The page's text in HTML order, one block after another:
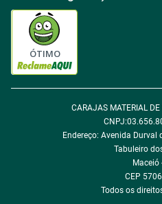
Tabloides
Política de Privacidade
Política de Cookie
Fale com encarregado de dados
ÓTIMO
CARAJAS MATERIAL DE
Endereço: Avenida Durval
Tabuleiro
Maceió
CEP
Todos os